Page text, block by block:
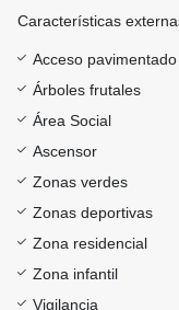
Características
Acceso pavimentado
Árboles frutales
Área Social
Ascensor
Zonas verdes
Zonas deportivas
Zona residencial
Zona infantil
Vigilancia